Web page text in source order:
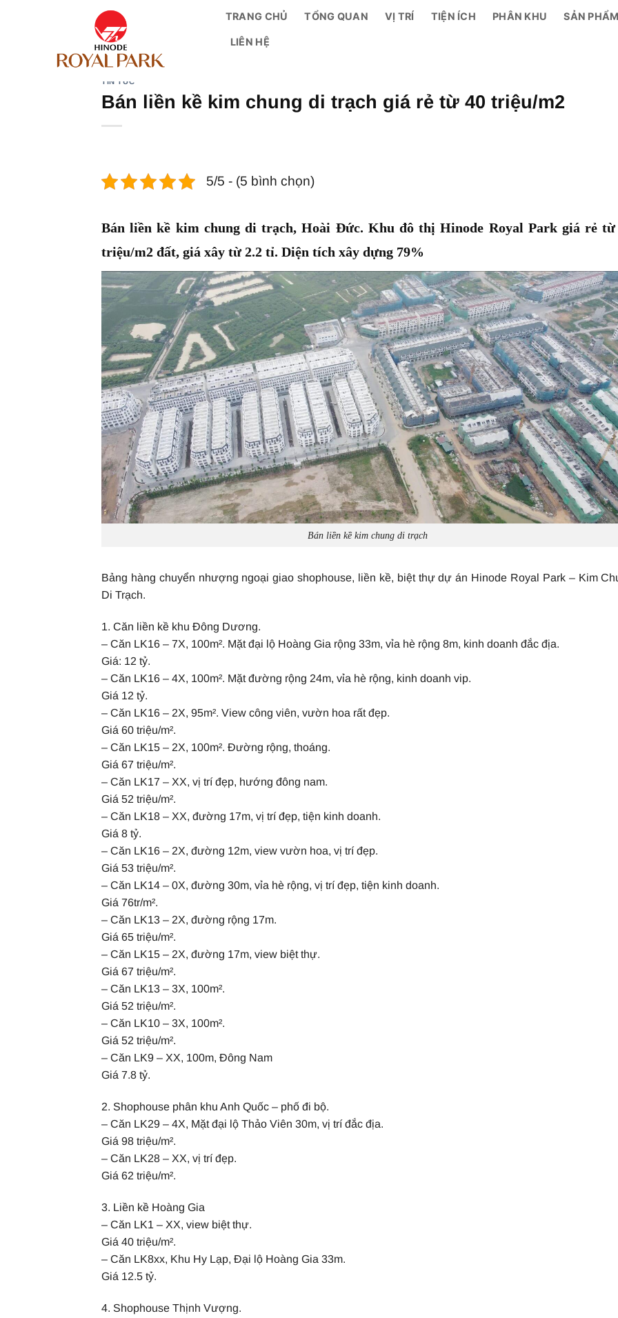
TRANG CHỦ TỔNG QUAN VỊ TRÍ TIỆN ÍCH PHÂN KHU SẢN
LIÊN HỆ
TIN TỨC
Bán liền kề kim chung di trạch giá rẻ từ 40 triệu/m2
5/5 - (5 bình chọn)
Bán liền kề kim chung di trạch, Hoài Đức. Khu đô thị Hinode Royal Park giá rẻ từ
triệu/m2 đất, giá xây từ 2.2 tỉ. Diện tích xây dựng 79%
Bán liền kề kim chung di trạch
Bảng hàng chuyển nhượng ngoại giao shophouse, liền kề, biệt thự dự án Hinode Royal Park – Kim
Di Trạch.
1. Căn liền kề khu Đông Dương.
– Căn LK16 – 7X, 100m². Mặt đại lộ Hoàng Gia rộng 33m, vỉa hè rộng 8m, kinh doanh đắc địa.
Giá: 12 tỷ.
– Căn LK16 – 4X, 100m². Mặt đường rộng 24m, vỉa hè rộng, kinh doanh vip.
Giá 12 tỷ.
– Căn LK16 – 2X, 95m². View công viên, vườn hoa rất đẹp.
Giá 60 triệu/m².
– Căn LK15 – 2X, 100m². Đường rộng, thoáng.
Giá 67 triệu/m².
– Căn LK17 – XX, vị trí đẹp, hướng đông nam.
Giá 52 triệu/m².
– Căn LK18 – XX, đường 17m, vị trí đẹp, tiện kinh doanh.
Giá 8 tỷ.
– Căn LK16 – 2X, đường 12m, view vườn hoa, vị trí đẹp.
Giá 53 triệu/m².
– Căn LK14 – 0X, đường 30m, vỉa hè rộng, vị trí đẹp, tiện kinh doanh.
Giá 76tr/m².
– Căn LK13 – 2X, đường rộng 17m.
Giá 65 triệu/m².
– Căn LK15 – 2X, đường 17m, view biệt thự.
Giá 67 triệu/m².
– Căn LK13 – 3X, 100m².
Giá 52 triệu/m².
– Căn LK10 – 3X, 100m².
Giá 52 triệu/m².
– Căn LK9 – XX, 100m, Đông Nam
Giá 7.8 tỷ.
2. Shophouse phân khu Anh Quốc – phố đi bộ.
– Căn LK29 – 4X, Mặt đại lộ Thảo Viên 30m, vị trí đắc địa.
Giá 98 triệu/m².
– Căn LK28 – XX, vị trí đẹp.
Giá 62 triệu/m².
3. Liền kề Hoàng Gia
– Căn LK1 – XX, view biệt thự.
Giá 40 triệu/m².
– Căn LK8xx, Khu Hy Lạp, Đại lộ Hoàng Gia 33m.
Giá 12.5 tỷ.
4. Shophouse Thịnh Vượng.